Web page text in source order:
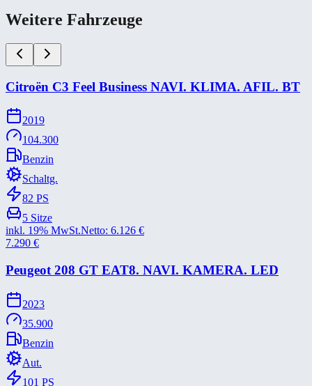
Weitere Fahrzeuge
Citroën C3 Feel Business NAVI. KLIMA. AFIL. BT
2019
104.300
Benzin
Schaltg.
82 PS
5 Sitze
inkl. 19% MwSt.Netto: 6.126 €
7.290 €
Peugeot 208 GT EAT8. NAVI. KAMERA. LED
2023
35.900
Benzin
Aut.
101 PS